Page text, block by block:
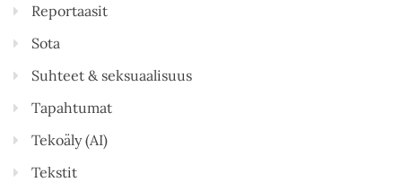
Reportaasit
Sota
Suhteet & seksuaalisuus
Tapahtumat
Tekoäly (AI)
Tekstit